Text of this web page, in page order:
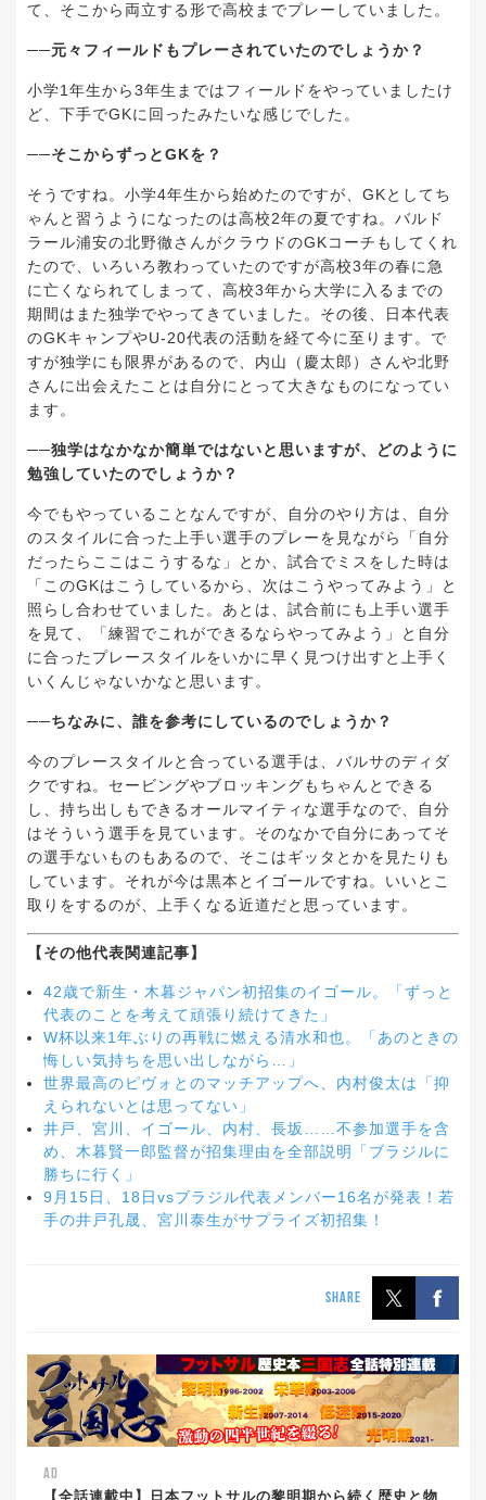
て、そこから両立する形で高校までプレーしていました。
──元々フィールドもプレーされていたのでしょうか？
小学1年生から3年生まではフィールドをやっていましたけ
ど、下手でGKに回ったみたいな感じでした。
──そこからずっとGKを？
そうですね。小学4年生から始めたのですが、GKとしてち
ゃんと習うようになったのは高校2年の夏ですね。バルド
ラール浦安の北野徹さんがクラウドのGKコーチもしてくれ
たので、いろいろ教わっていたのですが高校3年の春に急
に亡くなられてしまって、高校3年から大学に入るまでの
期間はまた独学でやってきていました。その後、日本代表
のGKキャンプやU-20代表の活動を経て今に至ります。で
すが独学にも限界があるので、内山（慶太郎）さんや北野
さんに出会えたことは自分にとって大きなものになってい
ます。
──独学はなかなか簡単ではないと思いますが、どのように
勉強していたのでしょうか？
今でもやっていることなんですが、自分のやり方は、自分
のスタイルに合った上手い選手のプレーを見ながら「自分
だったらここはこうするな」とか、試合でミスをした時は
「このGKはこうしているから、次はこうやってみよう」と
照らし合わせていました。あとは、試合前にも上手い選手
を見て、「練習でこれができるならやってみよう」と自分
に合ったプレースタイルをいかに早く見つけ出すと上手く
いくんじゃないかなと思います。
──ちなみに、誰を参考にしているのでしょうか？
今のプレースタイルと合っている選手は、バルサのディダ
クですね。セービングやブロッキングもちゃんとできる
し、持ち出しもできるオールマイティな選手なので、自分
はそういう選手を見ています。そのなかで自分にあってそ
の選手ないものもあるので、そこはギッタとかを見たりも
しています。それが今は黒本とイゴールですね。いいとこ
取りをするのが、上手くなる近道だと思っています。
【その他代表関連記事】
42歳で新生・木暮ジャパン初招集のイゴール。「ずっと
代表のことを考えて頑張り続けてきた」
W杯以来1年ぶりの再戦に燃える清水和也。「あのときの
悔しい気持ちを思い出しながら…」
世界最高のピヴォとのマッチアップへ、内村俊太は「抑
えられないとは思ってない」
井戸、宮川、イゴール、内村、長坂……不参加選手を含
め、木暮賢一郎監督が招集理由を全部説明「ブラジルに
勝ちに行く」
9月15日、18日vsブラジル代表メンバー16名が発表！若
手の井戸孔晟、宮川泰生がサプライズ初招集！
SHARE
AD
【全話連載中】日本フットサルの黎明期から続く歴史と物